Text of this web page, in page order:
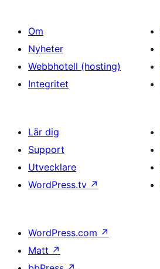
Om
Nyheter
Webbhotell (hosting)
Integritet
Lär dig
Support
Utvecklare
WordPress.tv ↗
WordPress.com ↗
Matt ↗